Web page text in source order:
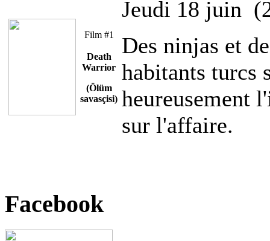
Film #1
Death
Warrior
(Ölüm
savasçisi)
Jeudi 18 juin
Des ninjas et
habitants turcs
heureusement
sur l'affaire.
Facebook